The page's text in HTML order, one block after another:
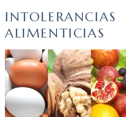
INTOLERANCIAS
ALIMENTICIAS